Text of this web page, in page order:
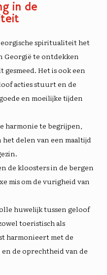
in de
spiritualiteithet
Georgië te ontdekken
Het is ook een
acties stuurt en de
en moeilijke tijden
harmonie te begrijpen,
delen van een maaltijd
de kloosters in de bergen
mis om de vurigheid van
huwelijk tussen geloof
toeristisch als
harmonieert met de
de oprechtheid van de